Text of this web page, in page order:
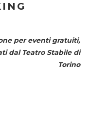
per eventi gratuiti,
dal Teatro Stabile di
Torino